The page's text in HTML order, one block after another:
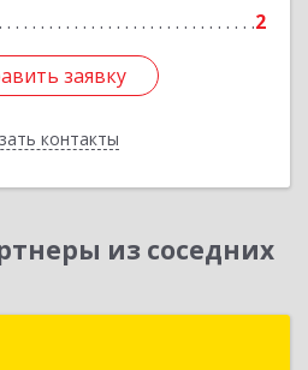
2
заявку
контакты
заявку
Назад
из соседних